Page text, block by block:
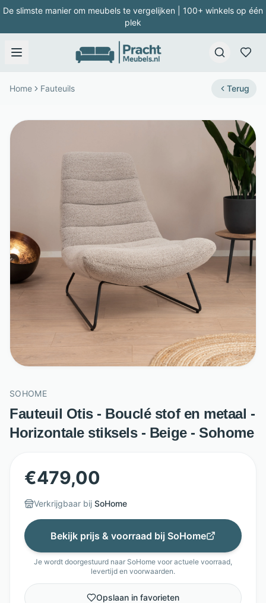
De slimste manier om meubels te vergelijken | 100+ winkels op één
plek
Home Fauteuils Terug
SOHOME
Fauteuil Otis - Bouclé stof en metaal -
Horizontale stiksels - Beige - Sohome
€479,00
Verkrijgbaar bij SoHome
Bekijk prijs & voorraad bij SoHome
Je wordt doorgestuurd naar SoHome voor actuele voorraad,
levertijd en voorwaarden.
Opslaan in favorieten